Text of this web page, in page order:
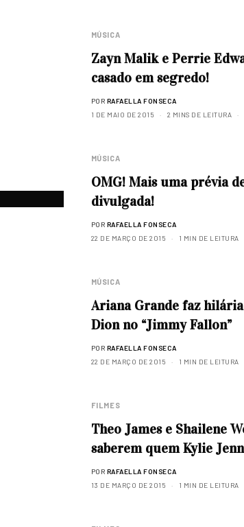
MÚSICA
Zayn Malik e Perrie
casado em segredo!
POR RAFAELLA FONSECA
1 DE MAIO DE 2015
2 MINS DE LEITURA
MÚSICA
OMG! Mais uma prévia
divulgada!
POR RAFAELLA FONSECA
22 DE MARÇO DE 2015
1 MIN DE LEITURA
MÚSICA
Ariana Grande faz
Dion no “Jimmy Fallon”
POR RAFAELLA FONSECA
22 DE MARÇO DE 2015
1 MIN DE LEITURA
FILMES
Theo James e Shailene
saberem quem Kylie
POR RAFAELLA FONSECA
13 DE MARÇO DE 2015
1 MIN DE LEITURA